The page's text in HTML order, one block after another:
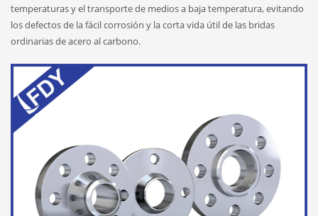
temperaturas y el transporte de medios a baja temperatura, evitando
los defectos de la fácil corrosión y la corta vida útil de las bridas
ordinarias de acero al carbono.